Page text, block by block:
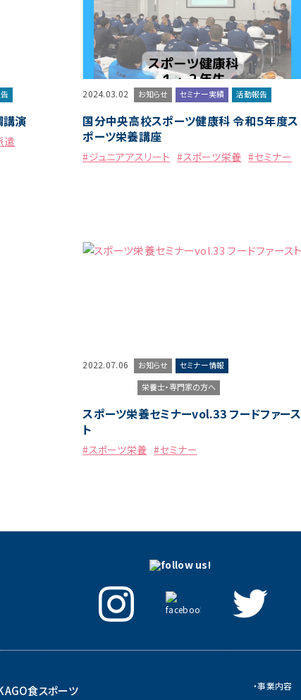
講演
遣
2024.03.02 お知らせ セミナー実績 活動報告
国分中央高校スポーツ健康科 令和５年度ス
ポーツ栄養講座
#ジュニアアスリート #スポーツ栄養 #セミナー
2022.07.06 お知らせ
セミナー情報
栄養士・専門家の方へ
スポーツ栄養セミナーvol.33 フードファース
ト
#スポーツ栄養 #セミナー
食スポーツ
・事業内容